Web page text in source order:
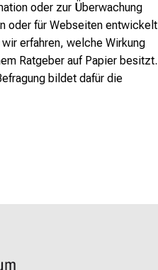
oder zur Überwachung
oder für Webseiten entwickelt
erfahren, welche Wirkung
Ratgeber auf Papier besitzt.
bildet dafür die